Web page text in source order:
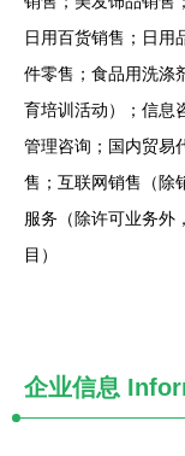
日用百货销售；日用
件零售；食品用洗涤
育培训活动）；信息
管理咨询；国内贸易
售；互联网销售（除
服务（除许可业务外
目）
企业信息